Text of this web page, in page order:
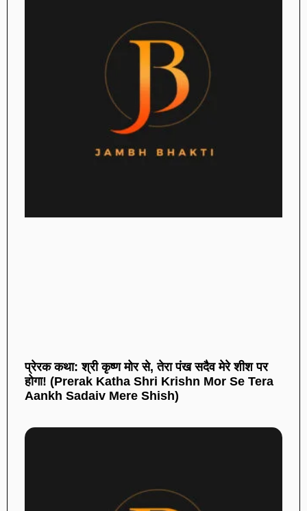
प्रेरक कथा: श्री कृष्ण मोर से, तेरा पंख सदैव मेरे शीश पर
होगा! (Prerak Katha Shri Krishn Mor Se Tera
Aankh Sadaiv Mere Shish)